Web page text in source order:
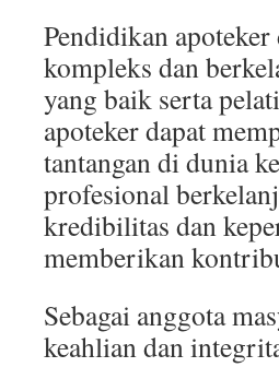
Pendidikan
kompleks dan
yang baik serta
apoteker dapat
tantangan di dunia
profesional
kredibilitas dan
memberikan
Sebagai anggota
keahlian dan